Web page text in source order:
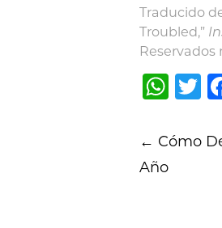
Traducido
Troubled,”
← Cómo
Año